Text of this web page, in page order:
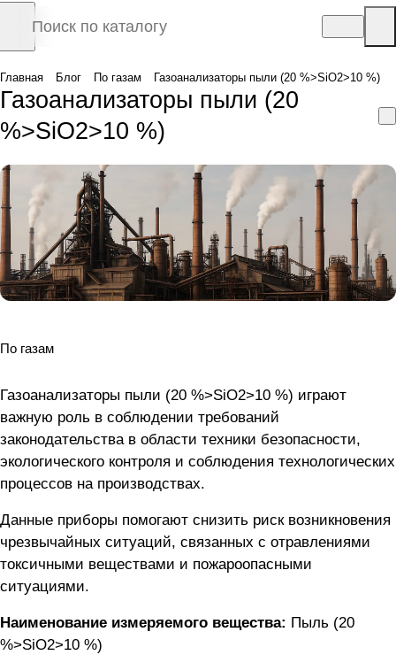
Главная Блог По газам Газоанализаторы пыли (20 %>SiO2>10 %)
Газоанализаторы пыли (20
%>SiO2>10 %)
По газам
Газоанализаторы пыли (20 %>SiO2>10 %) играют
важную роль в соблюдении требований
законодательства в области техники безопасности,
экологического контроля и соблюдения технологических
процессов на производствах.
Данные приборы помогают снизить риск возникновения
чрезвычайных ситуаций, связанных с отравлениями
токсичными веществами и пожароопасными
ситуациями.
Наименование измеряемого вещества: Пыль (20
%>SiO2>10 %)